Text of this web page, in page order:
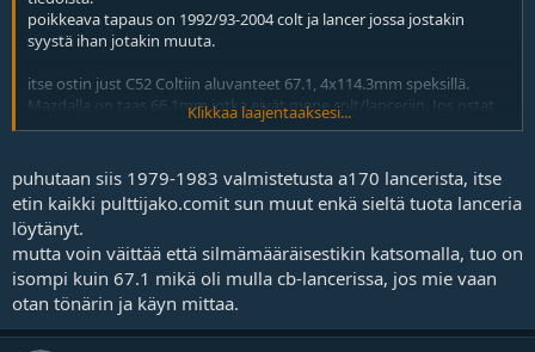
poikkeava tapaus on 1992/93-2004 colt ja lancer jossa jostakin
syystä ihan jotakin muuta.
itse ostin just C52 Coltiin aluvanteet 67.1, 4x114.3mm speksillä.
Mazdalla on taas 66.1mm jotka eivät mene colt/lanceriin. Jos ostat
käytettynä vanteita niin ole tarkkana tönärin kanssa.
Klikkaa laajentaaksesi...
puhutaan siis 1979-1983 valmistetusta a170 lancerista, itse
etin kaikki pulttijako.comit sun muut enkä sieltä tuota lanceria
löytänyt.
mutta voin väittää että silmämääräisestikin katsomalla, tuo on
isompi kuin 67.1 mikä oli mulla cb-lancerissa, jos mie vaan
otan tönärin ja käyn mittaa.